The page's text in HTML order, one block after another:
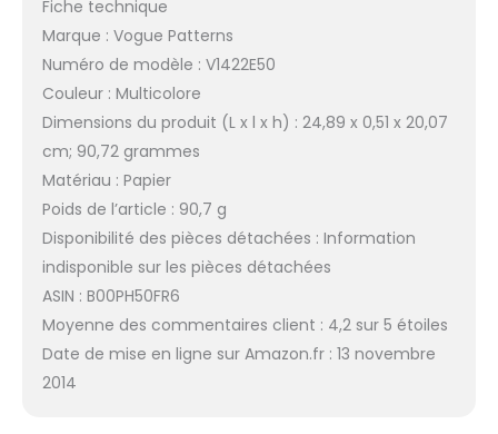
Fiche technique
Marque : Vogue Patterns
Numéro de modèle : V1422E50
Couleur : Multicolore
Dimensions du produit (L x l x h) : 24,89 x 0,51 x 20,07
cm; 90,72 grammes
Matériau : Papier
Poids de l’article : 90,7 g
Disponibilité des pièces détachées : Information
indisponible sur les pièces détachées
ASIN : B00PH50FR6
Moyenne des commentaires client : 4,2 sur 5 étoiles
Date de mise en ligne sur Amazon.fr : 13 novembre
2014